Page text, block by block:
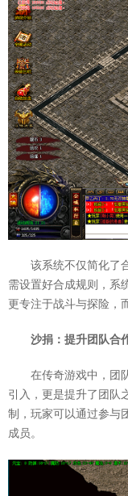
该系统不仅简化了
需设置好合成规则，系
更专注于战斗与探险，
沙捐：提升团队合
在传奇游戏中，团
引入，更是提升了团队
制，玩家可以通过参与
成员。